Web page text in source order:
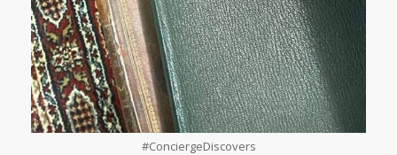
Мар 14
#ConciergeDiscovers